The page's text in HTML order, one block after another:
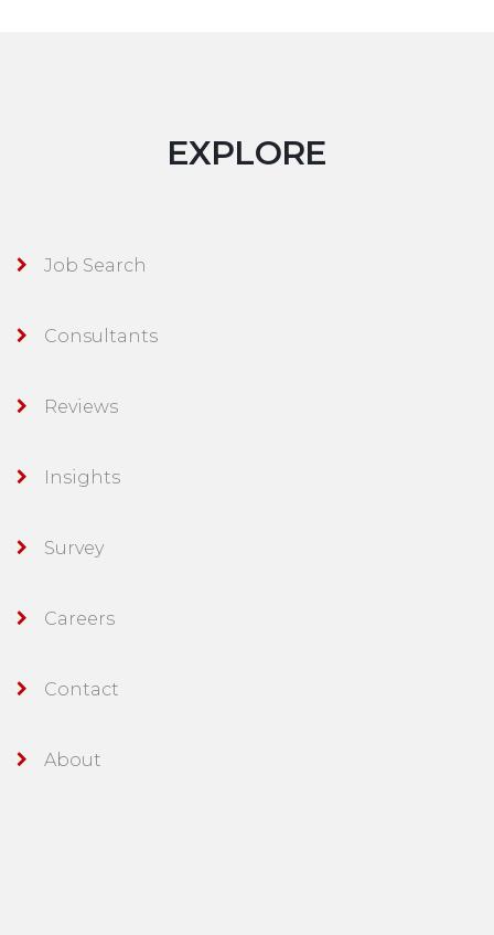
EXPLORE
Job Search
Consultants
Reviews
Insights
Survey
Careers
Contact
About